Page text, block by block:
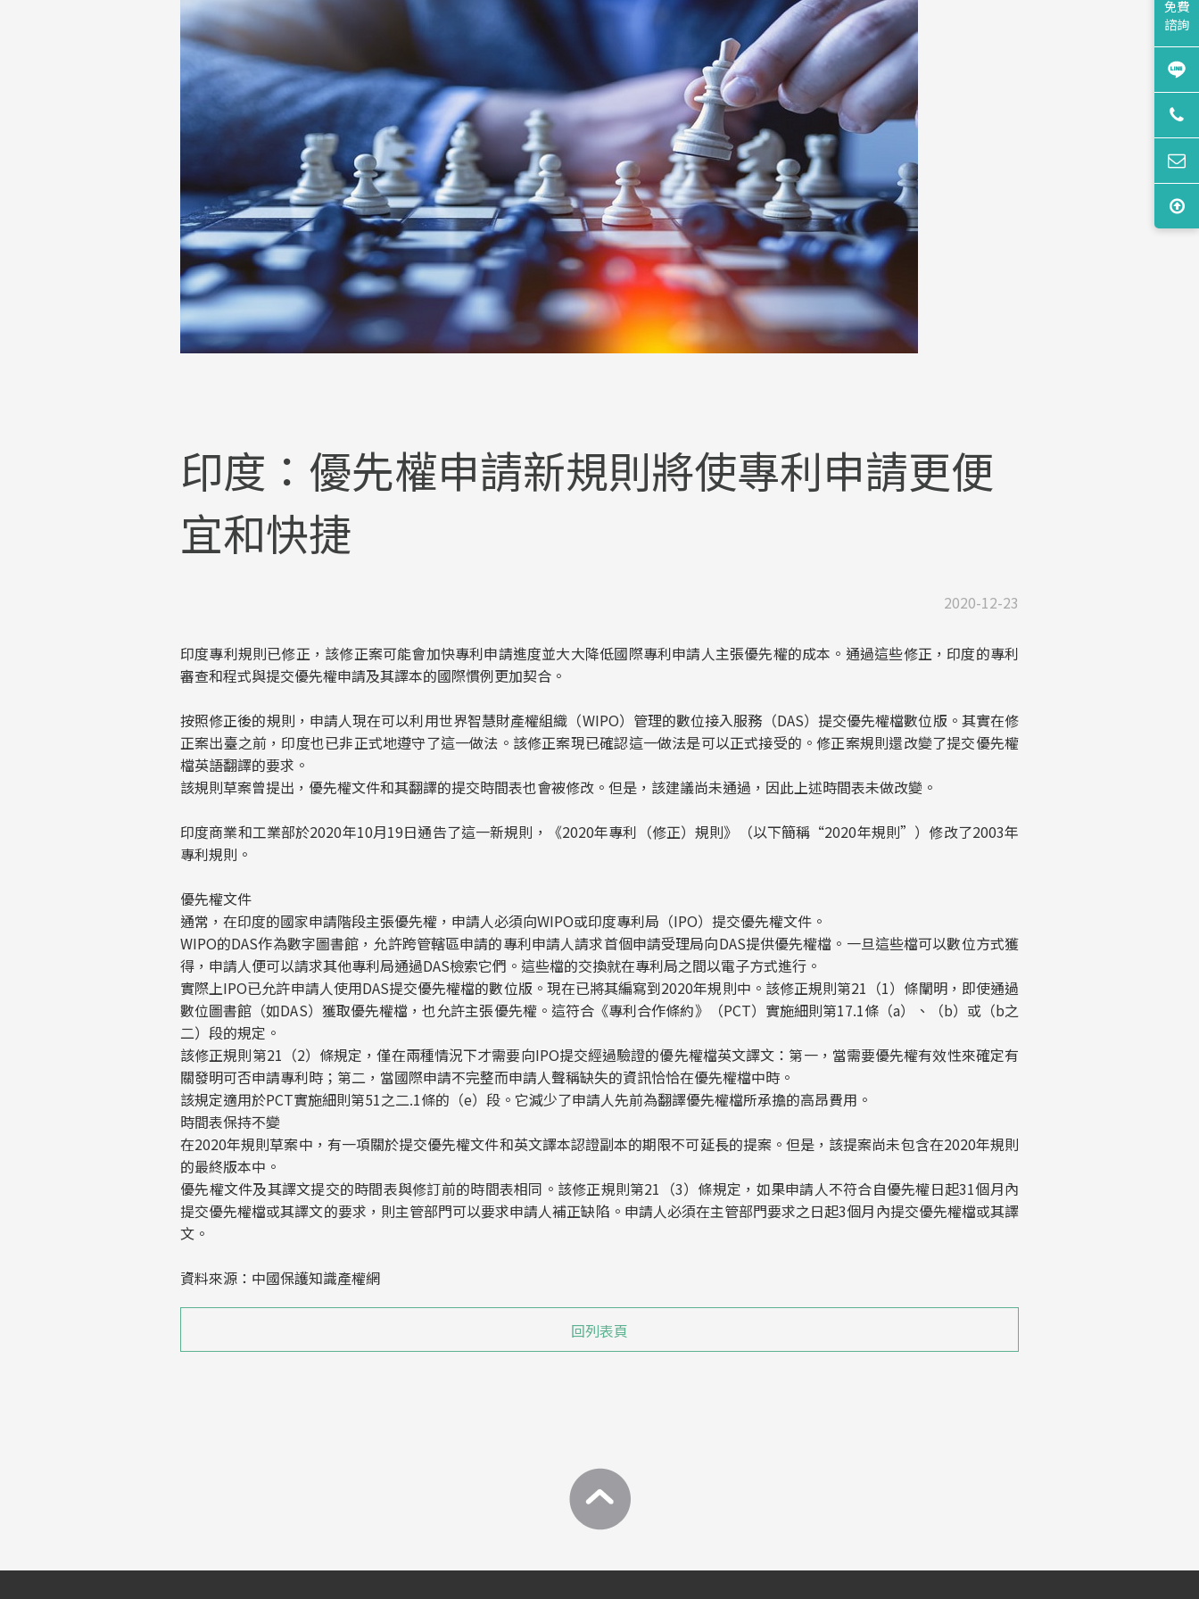
印度：優先權申請新規則將使專利申請更便
宜和快捷
2020-12-23
印度專利規則已修正，該修正案可能會加快專利申請進度並大大降低國際專利申請人主張優先權的成本。通過這些修正，印度的專利
審查和程式與提交優先權申請及其譯本的國際慣例更加契合。
按照修正後的規則，申請人現在可以利用世界智慧財產權組織（WIPO）管理的數位接入服務（DAS）提交優先權檔數位版。其實在修
正案出臺之前，印度也已非正式地遵守了這一做法。該修正案現已確認這一做法是可以正式接受的。修正案規則還改變了提交優先權
檔英語翻譯的要求。
該規則草案曾提出，優先權文件和其翻譯的提交時間表也會被修改。但是，該建議尚未通過，因此上述時間表未做改變。
印度商業和工業部於2020年10月19日通告了這一新規則，《2020年專利（修正）規則》（以下簡稱“2020年規則”）修改了2003年
專利規則。
優先權文件
通常，在印度的國家申請階段主張優先權，申請人必須向WIPO或印度專利局（IPO）提交優先權文件。
WIPO的DAS作為數字圖書館，允許跨管轄區申請的專利申請人請求首個申請受理局向DAS提供優先權檔。一旦這些檔可以數位方式獲
得，申請人便可以請求其他專利局通過DAS檢索它們。這些檔的交換就在專利局之間以電子方式進行。
實際上IPO已允許申請人使用DAS提交優先權檔的數位版。現在已將其編寫到2020年規則中。該修正規則第21（1）條闡明，即使通過
數位圖書館（如DAS）獲取優先權檔，也允許主張優先權。這符合《專利合作條約》（PCT）實施細則第17.1條（a）、（b）或（b之
二）段的規定。
該修正規則第21（2）條規定，僅在兩種情況下才需要向IPO提交經過驗證的優先權檔英文譯文：第一，當需要優先權有效性來確定有
關發明可否申請專利時；第二，當國際申請不完整而申請人聲稱缺失的資訊恰恰在優先權檔中時。
該規定適用於PCT實施細則第51之二.1條的（e）段。它減少了申請人先前為翻譯優先權檔所承擔的高昂費用。
時間表保持不變
在2020年規則草案中，有一項關於提交優先權文件和英文譯本認證副本的期限不可延長的提案。但是，該提案尚未包含在2020年規則
的最終版本中。
優先權文件及其譯文提交的時間表與修訂前的時間表相同。該修正規則第21（3）條規定，如果申請人不符合自優先權日起31個月內
提交優先權檔或其譯文的要求，則主管部門可以要求申請人補正缺陷。申請人必須在主管部門要求之日起3個月內提交優先權檔或其譯
文。
資料來源：中國保護知識產權網
回列表頁
免費
諮詢